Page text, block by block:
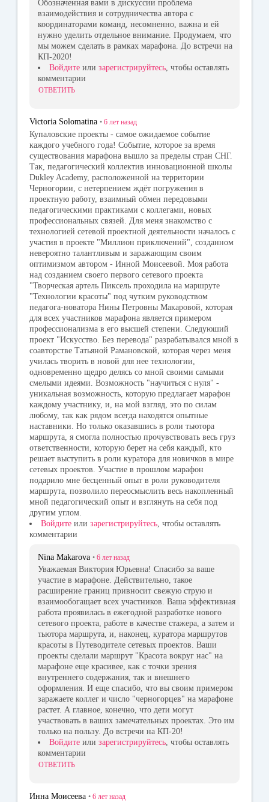
Обозначенная вами в дискуссии проблема
взаимодействия и сотрудничества автора с
координаторами команд, несомненно, важна и ей
нужно уделить отдельное внимание. Продумаем, что
мы можем сделать в рамках марафона. До встречи на
КП-2020!
Войдите или зарегистрируйтесь, чтобы оставлять
комментарии
ОТВЕТИТЬ
Victoria Solomatina • 6 лет назад
Купаловские проекты - самое ожидаемое событие
каждого учебного года! Событие, которое за время
существования марафона вышло за пределы стран СНГ.
Так, педагогический коллектив инновационной школы
Dukley Academy, расположенной на территории
Черногории, с нетерпением ждёт погружения в
проектную работу, взаимный обмен передовыми
педагогическими практиками с коллегами, новых
профессиональных связей. Для меня знакомство с
технологией сетевой проектной деятельности началось с
участия в проекте "Миллион приключений", созданном
невероятно талантливым и заражающим своим
оптимизмом автором - Инной Моисеевой. Моя работа
над созданием своего первого сетевого проекта
"Творческая артель Пиксель проходила на маршруте
"Технологии красоты" под чутким руководством
педагога-новатора Нины Петровны Макаровой, которая
для всех участников марафона является примером
профессионализма в его высшей степени. Следуюший
проект "Искусство. Без перевода" разрабатывался мной в
соавторстве Татьяной Рамановской, которая через меня
училась творить в новой для нее технологии,
одновременно щедро делясь со мной своими самыми
смелыми идеями. Возможность "научиться с нуля" -
уникальная возможность, которую предлагает марафон
каждому участнику, и, на мой взгляд, это по силам
любому, так как рядом всегда находятся опытные
наставники. Но только оказавшись в роли тьютора
маршрута, я смогла полностью прочувствовать весь груз
ответственности, которую берет на себя каждый, кто
решает выступить в роли куратора для новичков в мире
сетевых проектов. Участие в прошлом марафон
подарило мне бесценный опыт в роли руководителя
маршрута, позволило переосмыслить весь накопленный
мной педагогический опыт и взглянуть на себя под
другим углом.
Войдите или зарегистрируйтесь , чтобы оставлять
комментарии
Nina Makarova • 6 лет назад
Уважаемая Виктория Юрьевна! Спасибо за ваше
участие в марафоне. Действительно, такое
расширение границ привносит свежую струю и
взаимообогащает всех участников. Ваша эффективная
работа проявилась в ежегодной разработке нового
сетевого проекта, работе в качестве стажера, а затем и
тьютора маршрута, и, наконец, куратора маршрутов
красоты в Путеводителе сетевых проектов. Ваши
проекты сделали маршрут "Красота вокруг нас" на
марафоне еще красивее, как с точки зрения
внутреннего содержания, так и внешнего
оформления. И еще спасибо, что вы своим примером
заражаете коллег и число "черногорцев" на марафоне
растет. А главное, конечно, что дети могут
участвовать в ваших замечательных проектах. Это им
только на пользу. До встречи на КП-20!
Войдите или зарегистрируйтесь, чтобы оставлять
комментарии
ОТВЕТИТЬ
Инна Моисеева • 6 лет назад